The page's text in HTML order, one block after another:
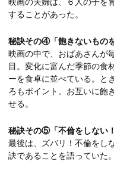
することがあった。
秘訣その④「飽きないもの
映画の中で、おばあさんが
目。変化に富んだ季節の食
ーを食卓に並べている。と
ろもポイント。お互いに飽
せる。
秘訣その⑤「不倫をしない！
最後は、ズバリ！不倫をし
訣であることを語っていた。